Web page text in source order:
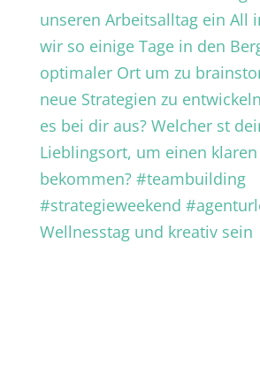
Wellnesstag und kreativ sein